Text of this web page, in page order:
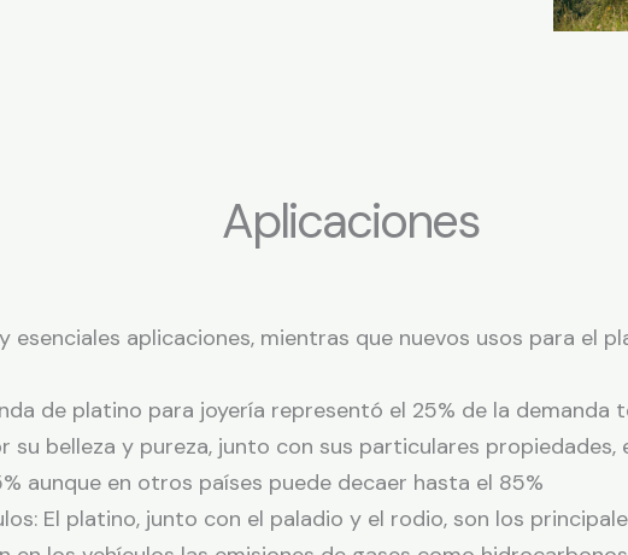
Aplicaciones
esenciales aplicaciones, mientras que nuevos usos para el
de platino para joyería representó el 25% de la
su belleza y pureza, junto con sus particulares propiedades,
aunque en otros países puede decaer hasta el 85%
El platino, junto con el paladio y el rodio, son los